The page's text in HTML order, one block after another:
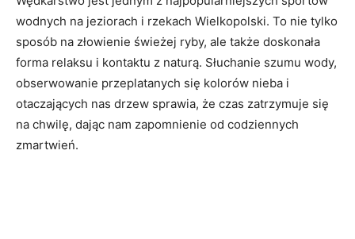
wodnych na jeziorach i rzekach Wielkopolski. To nie tylko
sposób na złowienie świeżej ryby, ale także doskonała
forma relaksu i kontaktu z naturą. Słuchanie szumu wody,
obserwowanie przeplatanych się kolorów nieba i
otaczających nas drzew sprawia, że czas zatrzymuje się
na chwilę, dając nam zapomnienie od codziennych
zmartwień.